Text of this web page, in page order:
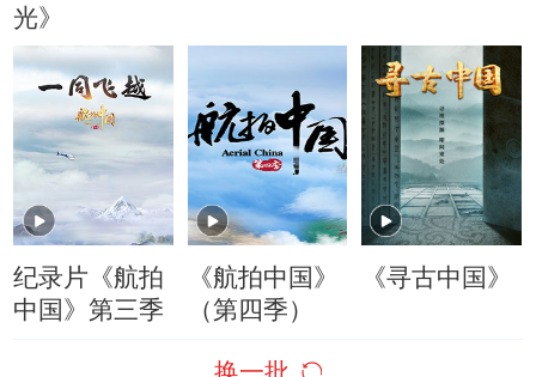
光》
纪录片《航拍
中国》第三季
《航拍中国》
（第四季）
《寻古中国》